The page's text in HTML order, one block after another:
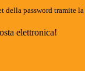
della password tramite la
elettronica!